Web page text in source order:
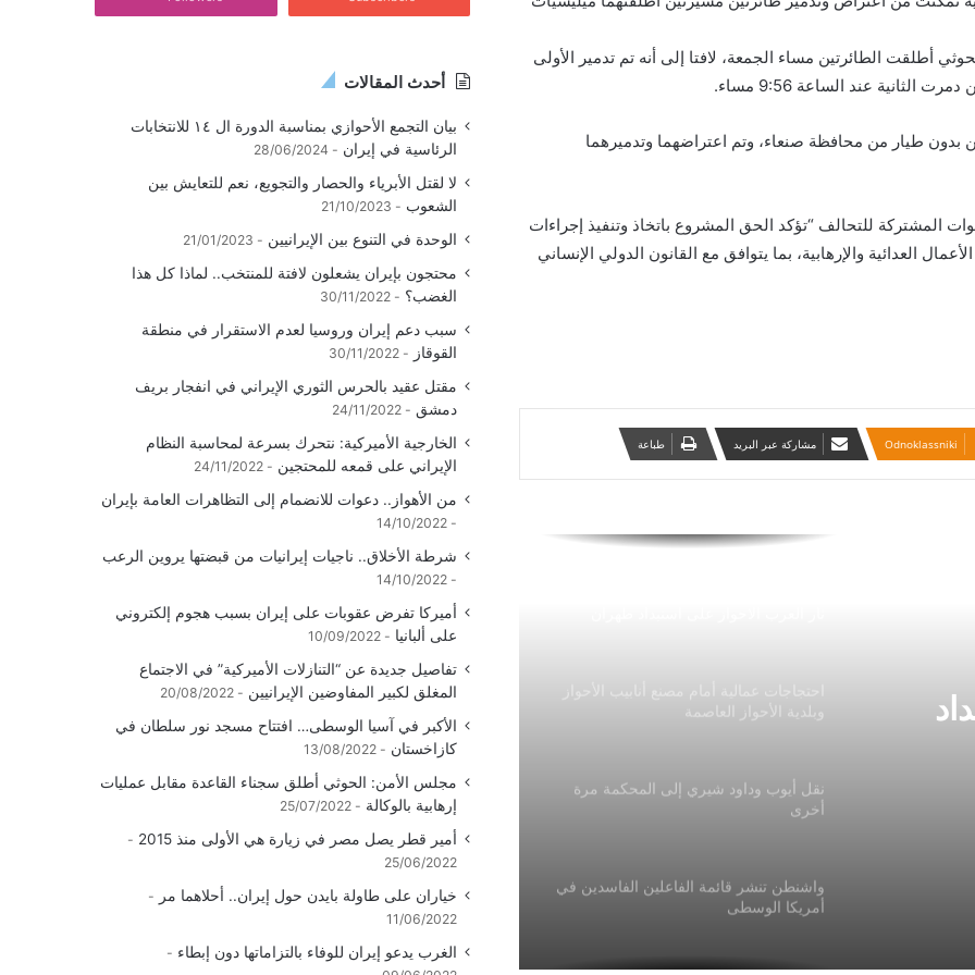
أطلقت الطائرتين مساء الجمعة، لافتا إلى أنه تم تدمير الأولى
بدون طيار من محافظة صنعاء، وتم اعتراضهما وتدميرهما
المشتركة للتحالف “تؤكد الحق المشروع باتخاذ وتنفيذ إجراءات
العدائية والإرهابية، بما يتوافق مع القانون الدولي الإنساني
Odnoklassniki مشاركة عبر البريد طباعة
تركيا تنسحب من معاهدة العنف ضد المرأة
إسرائيل تقصف موقع حماس ردا على
البالونات الحارقة
الحربين
الروسي في الأراضي المحتلة مؤقتًا لاغية
وبلدية الأحواز العاصمة
نقل أيوب وداود شيري إلى المحكمة مرة
أخرى
واشنطن تنشر قائمة الفاعلين الفاسدين في
أمريكا الوسطى
أحدث المقالات
بيان التجمع الأحوازي بمناسبة الدورة ال ١٤ للانتخابات
الرئاسية في إيران
28/06/2024
لا لقتل الأبرياء والحصار والتجويع، نعم للتعايش بين
الشعوب
21/10/2023
الوحدة في التنوع بين الإيرانيين 21/01/2023
محتجون بإيران يشعلون لافتة للمنتخب.. لماذا كل هذا
الغضب؟
30/11/2022
سبب دعم إيران وروسيا لعدم الاستقرار في منطقة
القوقاز
30/11/2022
مقتل عقيد بالحرس الثوري الإيراني في انفجار بريف
دمشق
24/11/2022
الخارجية الأميركية: نتحرك بسرعة لمحاسبة النظام
الإيراني على قمعه للمحتجين
24/11/2022
من الأهواز.. دعوات للانضمام إلى التظاهرات العامة بإيران
14/10/2022
شرطة الأخلاق.. ناجيات إيرانيات من قبضتها يروين الرعب
14/10/2022
أميركا تفرض عقوبات على إيران بسبب هجوم إلكتروني
على ألبانيا
10/09/2022
تفاصيل جديدة عن “التنازلات الأميركية” في الاجتماع
المغلق لكبير المفاوضين الإيرانيين
20/08/2022
الأكبر في آسيا الوسطى… افتتاح مسجد نور سلطان في
كازاخستان
13/08/2022
مجلس الأمن: الحوثي أطلق سجناء القاعدة مقابل عمليات
إرهابية بالوكالة
25/07/2022
أمير قطر يصل مصر في زيارة هي الأولى منذ 2015
25/06/2022
خياران على طاولة بايدن حول إيران.. أحلاهما مر
11/06/2022
الغرب يدعو إيران للوفاء بالتزاماتها دون إبطاء